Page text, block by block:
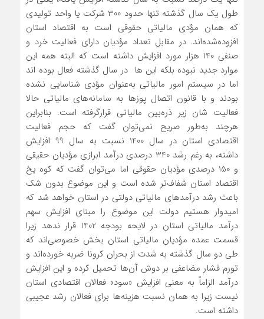
طول یک سال گذشته تنها حدود 300 شرکت یا واحد تولیدی
که همان مؤدی مالیاتی حقوقی است به اقتصاد استان
افزوده‌شده‌اند. در مقابل تعداد مؤدیان دارای فعالیت خرد و
صنفی 140 هزار مورد افزایش داشته است که البته همه این
موارد جدید نبوده بلکه این ها در سال گذشته فعال بوده اند
اما در سیستم امور مالیاتی به‌عنوان مؤدی شناسایی نشده
بودند و با قانون اتصال پوزها به سامانه‌های مالیاتی حالا
فعالیت شان زیر ذره‌بین مالیاتی قرارگرفته است. بنابراین
هرچند به‌طور صریح نمی‌توان گفت که حجم فعالیت
اقتصادی استان در سال 1400 نسبت به سال 99 افزایش
داشته، به رغم رشد 340 درصدی درآمد ابرازی مؤدیان حقیقی
و 150 درصدی مؤدیان حقوقی اما می‌توان گفت که کوه یخ
اقتصاد استان شفاف‌تر شده است و این موضوع بدون شک
باعث رشد درآمدهای مالیاتی دولتی در استان خواهد شد که
امیدوار هستیم دولت این موضوع را مبنای افزایش سهم
درآمد مالیاتی استان در لایحه بودجه 1402 قرار ندهد زیرا
قسمت عمده مؤدیان مالیاتی استان بخش خصوصی‌اند که
طی دو سال گذشته به شدت از بحران کرونا ضربه خورده‌اند و
تورم فشار مضاعفی بر دوش آن‌ها تحمیل کرده و این افزایش
درآمد الزاماً به معنی افزایش «سود» فعالان اقتصادی استان
نیست زیرا به همان نسبت هزینه‌ها برای فعالان رشد عجیبی
داشته است.